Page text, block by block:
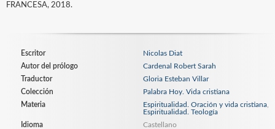
FRANCESA, 2018.
Escritor
Nicolas Diat
Autor del prólogo
Cardenal Robert Sarah
Traductor
Gloria Esteban Villar
Colección
Palabra Hoy. Vida cristiana
Materia
Espiritualidad. Oración y vida cristiana,
Espiritualidad. Teología
Idioma
Castellano